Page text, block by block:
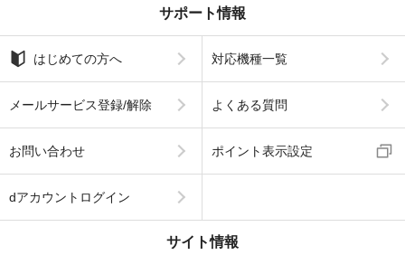
サポート情報
はじめての方へ 対応機種一覧
メールサービス登録/解除 よくある質問
お問い合わせ ポイント表示設定
dアカウントログイン
サイト情報